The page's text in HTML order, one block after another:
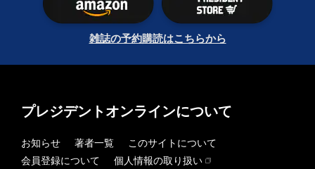
雑誌の予約購読はこちらから
プレジデントオンラインについて
お知らせ 著者一覧
このサイトについて
会員登録について
個人情報の取り扱い